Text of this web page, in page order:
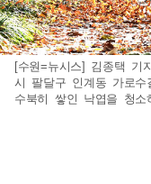
[수원=뉴시스] 김종택
시 팔달구 인계동 가로수
수북히 쌓인 낙엽을 청소